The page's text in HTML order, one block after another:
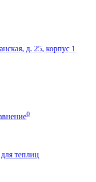
д. 25, корпус 1
0
теплиц